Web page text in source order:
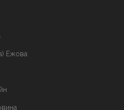
Ежова